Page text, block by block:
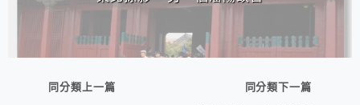
同分類上一篇 同分類下一篇